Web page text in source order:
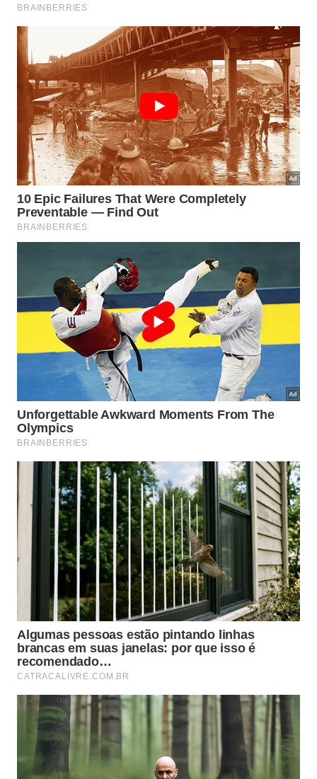
permanente no ano de dois mil e dezesseis na
instituição licenciada conhecida comoChristine’s
Critters
Connecticut.
🦅 Santuário Seguro
Ambiente de reabilitação
dedicado
Aurora vive sob cuidados de especialistas
que garantem sua total segurança e bem-
estar diário.
Nesse local estruturado, ela interage com
visitantes e recebe todo o carinho que
necessita para prosperar.
O local funciona como uma organização sem fins
lucrativos focada na reabilitação e educação
ambiental sobre predadores aéreos. Esta renomada
instituição proporciona uma excelente infraestrutura
para os animais abrigados, possuindo
características marcantes como o
veterináriocontínuo e a